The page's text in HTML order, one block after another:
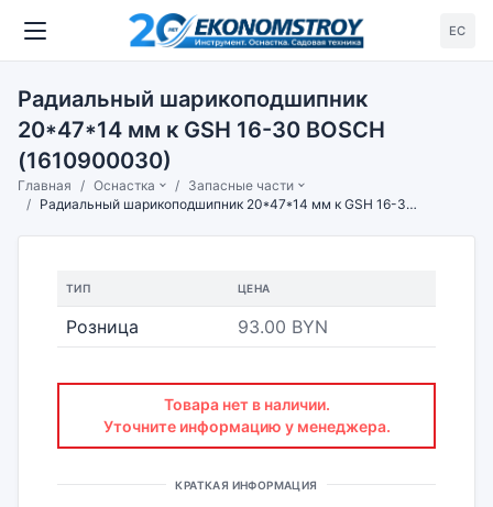
ЕС
Радиальный шарикоподшипник
20*47*14 мм к GSH 16-30 BOSCH
(1610900030)
Главная Оснастка
Запасные части
Радиальный шарикоподшипник 20*47*14 мм к GSH 16-30 BOSCH (1610900030)
ТИП ЦЕНА
Розница 93.00 BYN
Товара нет в наличии.
Уточните информацию у менеджера.
КРАТКАЯ ИНФОРМАЦИЯ